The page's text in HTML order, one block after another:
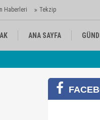
Haberleri Tekzip
ANA SAYFA
Ajansı'nda